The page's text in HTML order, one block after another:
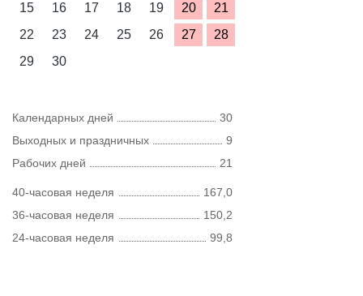
15
16 17 18 19 20
21
22
23 24 25 26 27
28
29
30
Календарных дней
30
Выходных и праздничных
9
Рабочих дней
21
40-часовая неделя
167,0
36-часовая неделя
150,2
24-часовая неделя
99,8